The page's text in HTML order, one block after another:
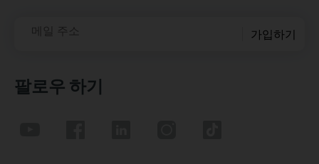
메일 주소 가입하기
팔로우 하기